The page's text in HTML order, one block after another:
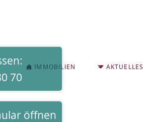
70
öffnen
NAVIGATION
ÜBERSPRINGEN
IMMOBILIEN AKTUELLES